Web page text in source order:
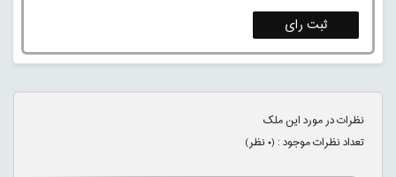
ثبت رای
نظرات در مورد این ملک
تعداد نظرات موجود : (۰نظر)